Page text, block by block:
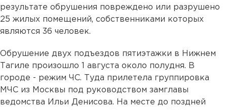
результате обрушения повреждено или разрушено
25 жилых помещений, собственниками которых
являются 36 человек.
Обрушение двух подъездов пятиэтажки в Нижнем
Тагиле произошло 1 августа около полудня. В
городе - режим ЧС. Туда прилетела группировка
МЧС из Москвы под руководством замглавы
ведомства Ильи Денисова. На месте до поздней